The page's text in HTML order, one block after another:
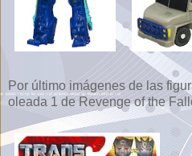
Por último imágenes de las
oleada 1 de Revenge of the